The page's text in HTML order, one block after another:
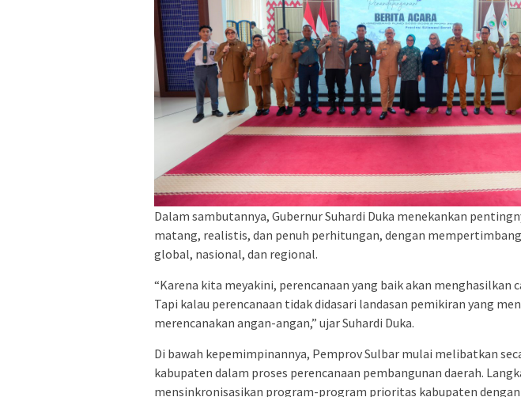
Dalam sambutannya, Gubernur Suhardi Duka menekankan
matang, realistis, dan penuh perhitungan, dengan
global, nasional, dan regional.
“Karena kita meyakini, perencanaan yang baik akan menghasilkan
Tapi kalau perencanaan tidak didasari landasan pemikiran yang
merencanakan angan-angan,” ujar Suhardi Duka.
Di bawah kepemimpinannya, Pemprov Sulbar mulai melibatkan
kabupaten dalam proses perencanaan pembangunan daerah.
mensinkronisasikan program-program prioritas kabupaten